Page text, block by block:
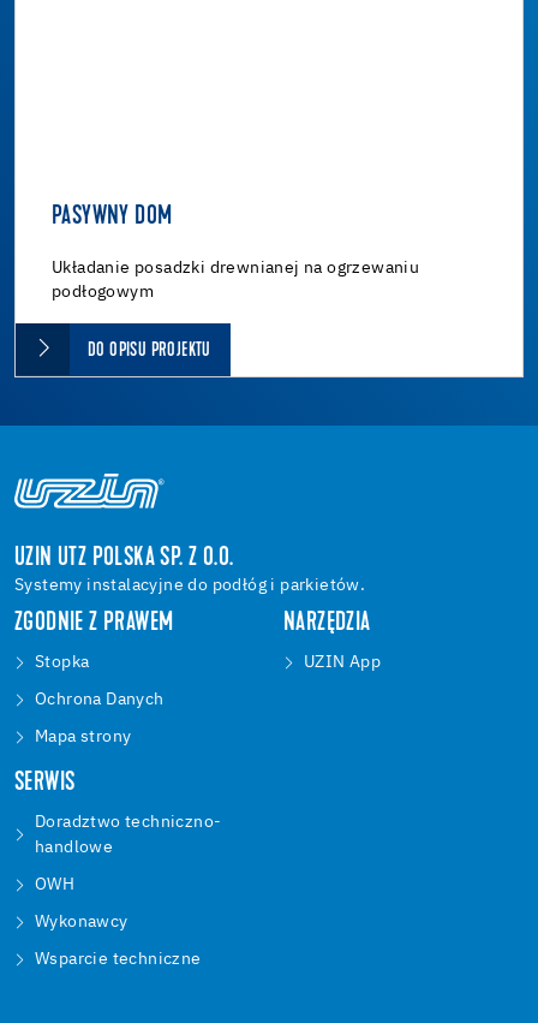
PASYWNY DOM
Układanie posadzki drewnianej na ogrzewaniu
podłogowym
DO OPISU PROJEKTU
UZIN UTZ POLSKA SP. Z O.O.
Systemy instalacyjne do podłóg i parkietów.
ZGODNIE Z PRAWEM
Stopka
Ochrona Danych
Mapa strony
NARZĘDZIA
UZIN App
SERWIS
Doradztwo techniczno-
handlowe
OWH
Wykonawcy
Wsparcie techniczne